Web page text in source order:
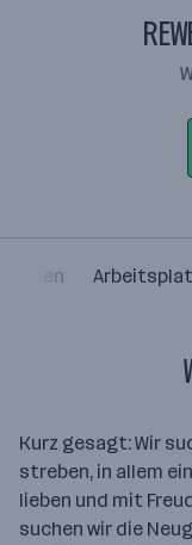
Kurz gesagt: Wir
streben, in allem
lieben und mit
suchen wir die